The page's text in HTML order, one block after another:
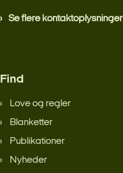
Se flere kontaktoplysninger
Find
Love og regler
Blanketter
Publikationer
Nyheder